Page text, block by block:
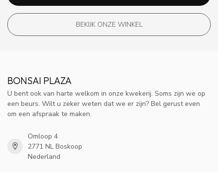
BEKIJK ONZE WINKEL
BONSAI PLAZA
U bent ook van harte welkom in onze kwekerij. Soms zijn we op
een beurs. Wilt u zeker weten dat we er zijn? Bel gerust even
om een afspraak te maken.
Omloop 4
2771 NL Boskoop
Nederland